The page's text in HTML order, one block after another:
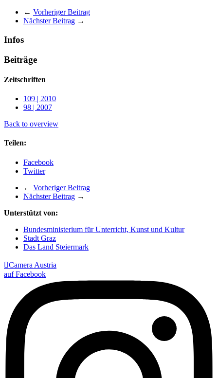
← Vorheriger Beitrag
Nächster Beitrag →
Infos
Beiträge
Zeitschriften
109 | 2010
98 | 2007
Back to overview
Teilen:
Facebook
Twitter
← Vorheriger Beitrag
Nächster Beitrag →
Unterstützt von:
Bundesministerium für Unterricht, Kunst und Kultur
Stadt Graz
Das Land Steiermark
Camera Austria
auf Facebook